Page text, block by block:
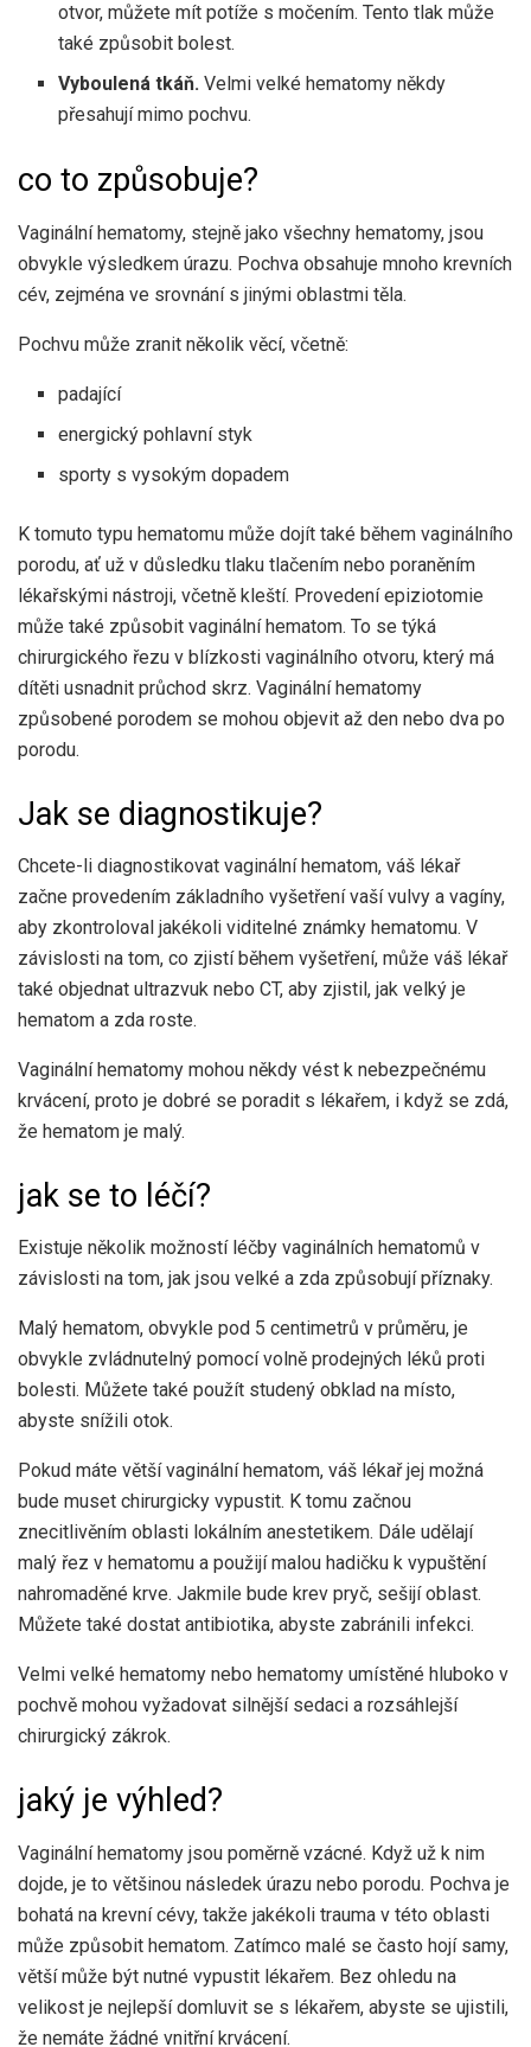
otvor, můžete mít potíže s močením. Tento tlak může
také způsobit bolest.
Vyboulená tkáň. Velmi velké hematomy někdy
přesahují mimo pochvu.
co to způsobuje?
Vaginální hematomy, stejně jako všechny hematomy, jsou
obvykle výsledkem úrazu. Pochva obsahuje mnoho krevních
cév, zejména ve srovnání s jinými oblastmi těla.
Pochvu může zranit několik věcí, včetně:
padající
energický pohlavní styk
sporty s vysokým dopadem
K tomuto typu hematomu může dojít také během vaginálního
porodu, ať už v důsledku tlaku tlačením nebo poraněním
lékařskými nástroji, včetně kleští. Provedení epiziotomie
může také způsobit vaginální hematom. To se týká
chirurgického řezu v blízkosti vaginálního otvoru, který má
dítěti usnadnit průchod skrz. Vaginální hematomy
způsobené porodem se mohou objevit až den nebo dva po
porodu.
Jak se diagnostikuje?
Chcete-li diagnostikovat vaginální hematom, váš lékař
začne provedením základního vyšetření vaší vulvy a vagíny,
aby zkontroloval jakékoli viditelné známky hematomu. V
závislosti na tom, co zjistí během vyšetření, může váš lékař
také objednat ultrazvuk nebo CT, aby zjistil, jak velký je
hematom a zda roste.
Vaginální hematomy mohou někdy vést k nebezpečnému
krvácení, proto je dobré se poradit s lékařem, i když se zdá,
že hematom je malý.
jak se to léčí?
Existuje několik možností léčby vaginálních hematomů v
závislosti na tom, jak jsou velké a zda způsobují příznaky.
Malý hematom, obvykle pod 5 centimetrů v průměru, je
obvykle zvládnutelný pomocí volně prodejných léků proti
bolesti. Můžete také použít studený obklad na místo,
abyste snížili otok.
Pokud máte větší vaginální hematom, váš lékař jej možná
bude muset chirurgicky vypustit. K tomu začnou
znecitlivěním oblasti lokálním anestetikem. Dále udělají
malý řez v hematomu a použijí malou hadičku k vypuštění
nahromaděné krve. Jakmile bude krev pryč, sešijí oblast.
Můžete také dostat antibiotika, abyste zabránili infekci.
Velmi velké hematomy nebo hematomy umístěné hluboko v
pochvě mohou vyžadovat silnější sedaci a rozsáhlejší
chirurgický zákrok.
jaký je výhled?
Vaginální hematomy jsou poměrně vzácné. Když už k nim
dojde, je to většinou následek úrazu nebo porodu. Pochva je
bohatá na krevní cévy, takže jakékoli trauma v této oblasti
může způsobit hematom. Zatímco malé se často hojí samy,
větší může být nutné vypustit lékařem. Bez ohledu na
velikost je nejlepší domluvit se s lékařem, abyste se ujistili,
že nemáte žádné vnitřní krvácení.